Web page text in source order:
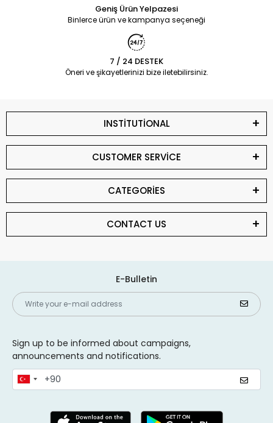
Geniş Ürün Yelpazesi
Binlerce ürün ve kampanya seçeneği
7 / 24 DESTEK
Öneri ve şikayetlerinizi bize iletebilirsiniz.
INSTİTUTİONAL
CUSTOMER SERVİCE
CATEGORİES
CONTACT US
E-Bulletin
Sign up to be informed about campaigns,
announcements and notifications.